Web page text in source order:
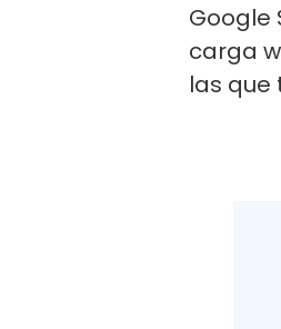
Google
carga
las que